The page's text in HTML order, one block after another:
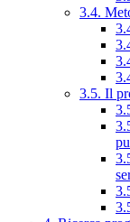
3.4.
3.5. Il